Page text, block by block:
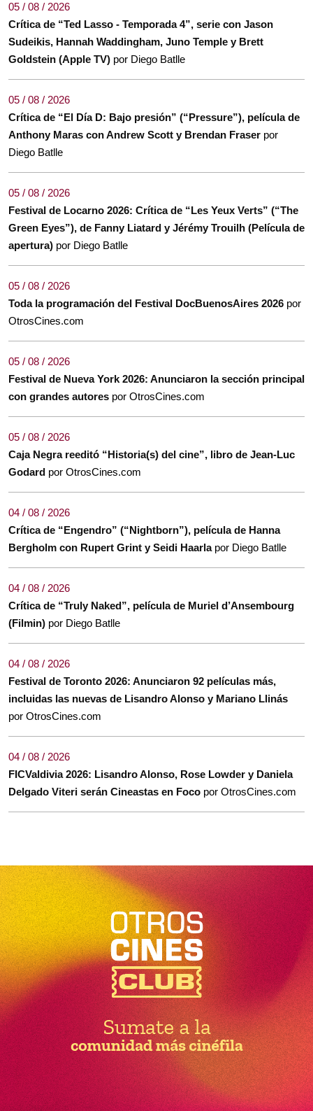
05 / 08 / 2026
Crítica de “Ted Lasso - Temporada 4”, serie con Jason
Sudeikis, Hannah Waddingham, Juno Temple y Brett
Goldstein (Apple TV) por Diego Batlle
05 / 08 / 2026
Crítica de “El Día D: Bajo presión” (“Pressure”), película de
Anthony Maras con Andrew Scott y Brendan Fraser por
Diego Batlle
05 / 08 / 2026
Festival de Locarno 2026: Crítica de “Les Yeux Verts” (“The
Green Eyes”), de Fanny Liatard y Jérémy Trouilh (Película de
apertura) por Diego Batlle
05 / 08 / 2026
Toda la programación del Festival DocBuenosAires 2026 por
OtrosCines.com
05 / 08 / 2026
Festival de Nueva York 2026: Anunciaron la sección principal
con grandes autores por OtrosCines.com
05 / 08 / 2026
Caja Negra reeditó “Historia(s) del cine”, libro de Jean-Luc
Godard por OtrosCines.com
04 / 08 / 2026
Crítica de “Engendro” (“Nightborn”), película de Hanna
Bergholm con Rupert Grint y Seidi Haarla por Diego Batlle
04 / 08 / 2026
Crítica de “Truly Naked”, película de Muriel d’Ansembourg
(Filmin) por Diego Batlle
04 / 08 / 2026
Festival de Toronto 2026: Anunciaron 92 películas más,
incluidas las nuevas de Lisandro Alonso y Mariano Llinás
por OtrosCines.com
04 / 08 / 2026
FICValdivia 2026: Lisandro Alonso, Rose Lowder y Daniela
Delgado Viteri serán Cineastas en Foco por OtrosCines.com